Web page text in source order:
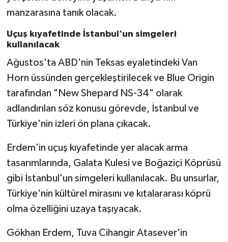
manzarasına tanık olacak.
Uçuş kıyafetinde İstanbul'un simgeleri
kullanılacak
Ağustos'ta ABD'nin Teksas eyaletindeki Van
Horn üssünden gerçekleştirilecek ve Blue Origin
tarafından "New Shepard NS-34" olarak
adlandırılan söz konusu görevde, İstanbul ve
Türkiye'nin izleri ön plana çıkacak.
Erdem'in uçuş kıyafetinde yer alacak arma
tasarımlarında, Galata Kulesi ve Boğaziçi Köprüsü
gibi İstanbul'un simgeleri kullanılacak. Bu unsurlar,
Türkiye'nin kültürel mirasını ve kıtalararası köprü
olma özelliğini uzaya taşıyacak.
Gökhan Erdem, Tuva Cihangir Atasever'in